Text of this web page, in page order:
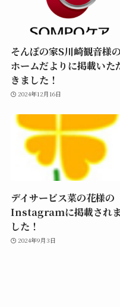
そんぽの家S川崎観音様の
ホームだよりに掲載いた
きました！
2024年12月16日
デイサービス菜の花様の
Instagramに掲載されま
した！
2024年9月3日